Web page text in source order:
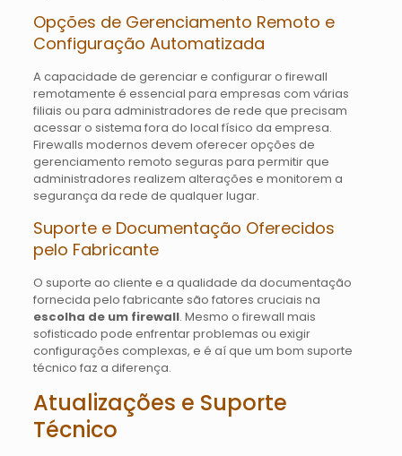
Opções de Gerenciamento Remoto e
Configuração Automatizada
A capacidade de gerenciar e configurar o firewall
remotamente é essencial para empresas com várias
filiais ou para administradores de rede que precisam
acessar o sistema fora do local físico da empresa.
Firewalls modernos devem oferecer opções de
gerenciamento remoto seguras para permitir que
administradores realizem alterações e monitorem a
segurança da rede de qualquer lugar.
Suporte e Documentação Oferecidos
pelo Fabricante
O suporte ao cliente e a qualidade da documentação
fornecida pelo fabricante são fatores cruciais na
escolha de um firewall. Mesmo o firewall mais
sofisticado pode enfrentar problemas ou exigir
configurações complexas, e é aí que um bom suporte
técnico faz a diferença.
Atualizações e Suporte
Técnico